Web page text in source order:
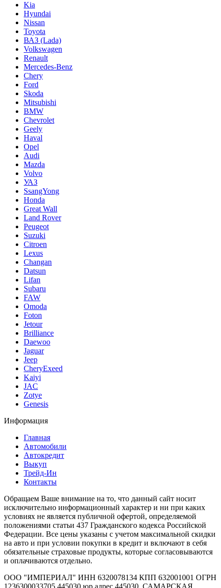
Kia
Hyundai
Nissan
Toyota
ВАЗ (Lada)
Volkswagen
Renault
Mercedes-Benz
Chery
Ford
Skoda
Mitsubishi
BMW
Chevrolet
Geely
Haval
Opel
Audi
Mazda
Volvo
УАЗ
SsangYong
Honda
Great Wall
Land Rover
Peugeot
Suzuki
Citroen
Lexus
Changan
Datsun
Lifan
Subaru
FAW
Omoda
Foton
Jetour
Brilliance
Daewoo
Jaguar
Jeep
CheryExeed
Kaiyi
JAC
Zotye
Genesis
Информация
Главная
Автомобили
Автокредит
Выкуп
Трейд-Ин
Контакты
Обращаем Ваше внимание на то, что данный сайт носит
исключительно информационный характер и ни при каких
условиях не является публичной офертой, определяемой
положениями статьи 437 Гражданского кодекса Российской
Федерации. Все цены указаны с учетом максимальной скидки
на авто и при условии покупки в кредит и включают в себя
обязательные страховые продукты, которые согласовываются
и оплачиваются отдельно.
ООО "ИМПЕРИАЛ" ИНН 6320078134 КПП 632001001 ОГРН